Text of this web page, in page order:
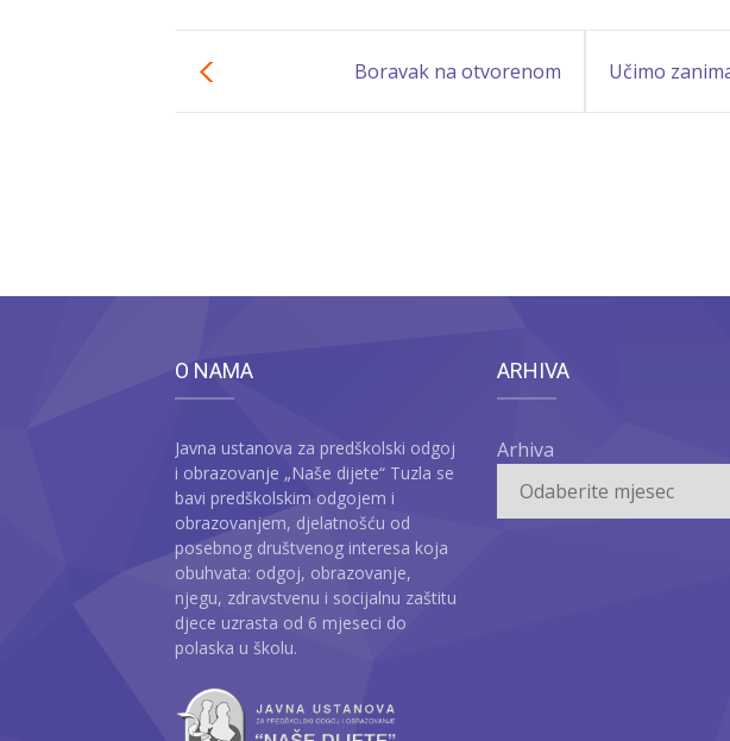
Boravak na otvorenom Učimo
O NAMA
Javna ustanova za predškolski odgoj
i obrazovanje „Naše dijete“ Tuzla se
bavi predškolskim odgojem i
obrazovanjem, djelatnošću od
posebnog društvenog interesa koja
obuhvata: odgoj, obrazovanje,
njegu, zdravstvenu i socijalnu zaštitu
djece uzrasta od 6 mjeseci do
polaska u školu.
ARHIVA
Arhiva